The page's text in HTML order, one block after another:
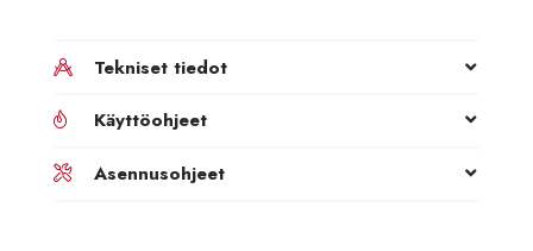
Tekniset tiedot
Käyttöohjeet
Asennusohjeet